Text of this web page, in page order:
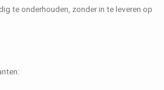
te onderhouden, zonder in te leveren op